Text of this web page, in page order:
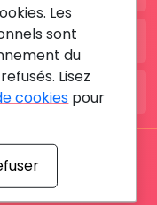
RDV MÉDICAL By
Les
sont
du
Lisez
cookies pour